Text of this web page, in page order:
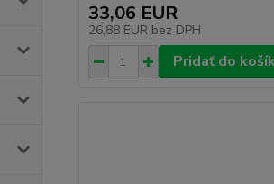
33,06 EUR
26,88 EUR bez DPH
Pridať do